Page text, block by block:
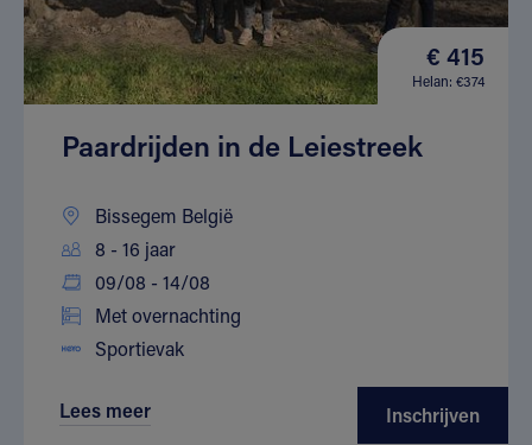
€ 415
Helan: €374
Paardrijden in de Leiestreek
Bissegem België
8 - 16 jaar
09/08 - 14/08
Met overnachting
Sportievak
Lees meer Inschrijven